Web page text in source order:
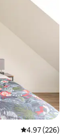
औसत रेटिंग 5 में से
4.97 (226)